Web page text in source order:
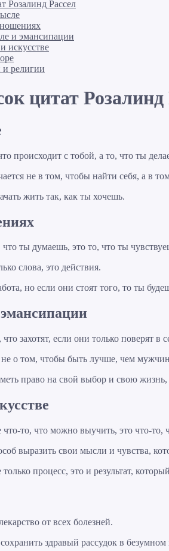
Розалинд Рассел
и эмансипации
искусстве
и религии
цитат Розалинд
происходит с тобой, а то, что ты
не в том, чтобы найти себя, а в
жить так, как ты хочешь.
ты думаешь, это то, что ты
слова, это действия.
но если они стоят того, то ты
захотят, если они только поверят в
о том, чтобы быть лучше, чем
право на свой выбор и свою жизнь,
то, что можно выучить, это что-то,
выразить свои мысли и чувства,
процесс, это и результат,
от всех болезней.
здравый рассудок в безумном